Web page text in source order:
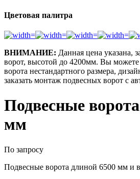
Цветовая палитра
ВНИМАНИЕ: Данная цена указана,
ворот, высотой до 4200мм. Вы можете
ворота нестандартного размера,
заказать монтаж подвесных ворот с
Подвесные
мм
По запросу
Подвесные ворота длиной 6500 мм и